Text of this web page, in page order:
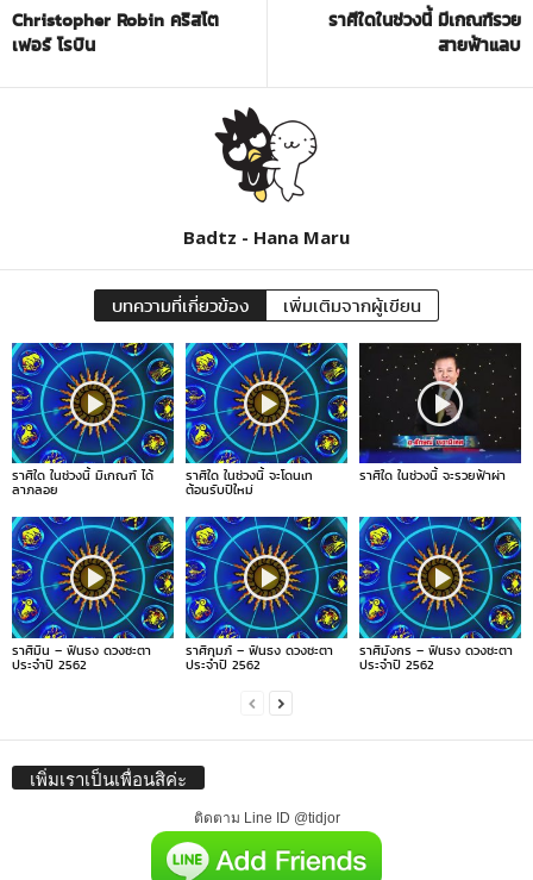
Christopher Robin คริสโต
เฟอร์ โรบิน
ราศีใดในช่วงนี้ มีเกณฑ์รวย
สายฟ้าแลบ
Badtz - Hana Maru
บทความที่เกี่ยวข้อง เพิ่มเติมจากผู้เขียน
ราศีใด ในช่วงนี้ มีเกณฑ์ ได้
ลาภลอย
ราศีใด ในช่วงนี้ จะโดนเท
ต้อนรับปีใหม่
ราศีใด ในช่วงนี้ จะรวยฟ้าผ่า
ราศีมีน – ฟันธง ดวงชะตา
ประจำปี 2562
ราศีกุมภ์ – ฟันธง ดวงชะตา
ประจำปี 2562
ราศีมังกร – ฟันธง ดวงชะตา
ประจำปี 2562
เพิ่มเราเป็นเพื่อนสิค่ะ
ติดตาม Line ID @tidjor